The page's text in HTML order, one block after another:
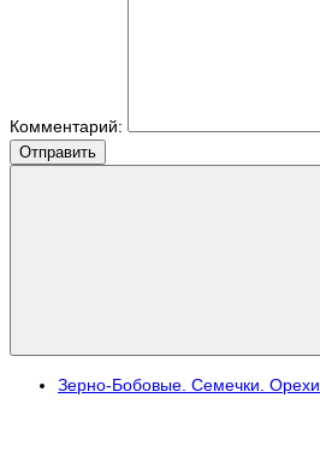
Комментарий:
Отправить
Зерно-Бобовые. Семечки. Орехи